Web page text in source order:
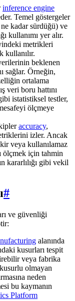
inference engine
Temel göstergeler
kadar sürdüğü) ve
kullanımı yer alır.
metrikleri
kullanılır.
beklenen
sağlar. Örneğin,
ortalama
veri boru hattını
istatistiksel testler,
ölçmeye
accuracy,
izler. Ancak
veya kullanılamaz
ölçmek için tahmin
kararlılığı gibi vekil
#
ve güvenliği
alanında
kusurları tespit
veya fabrika
olmayan
neden
bu kaymanın
Platform